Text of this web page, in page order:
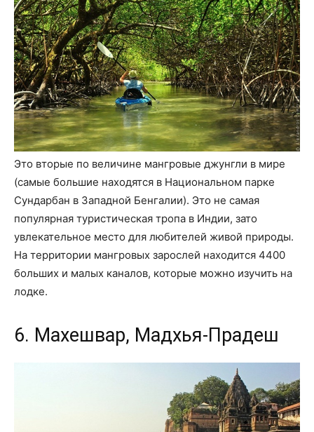
Это вторые по величине мангровые джунгли в мире
(самые большие находятся в Национальном парке
Сундарбан в Западной Бенгалии). Это не самая
популярная туристическая тропа в Индии, зато
увлекательное место для любителей живой природы.
На территории мангровых зарослей находится 4400
больших и малых каналов, которые можно изучить на
лодке.
6. Махешвар, Мадхья-Прадеш